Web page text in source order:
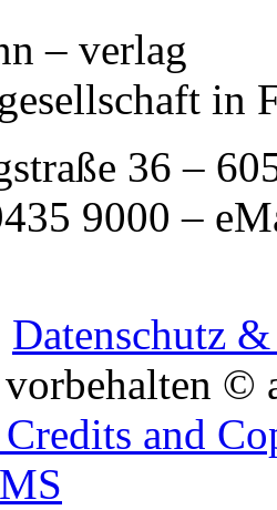
– verlag
in
36 –
9000 –
Datenschutz
©
and